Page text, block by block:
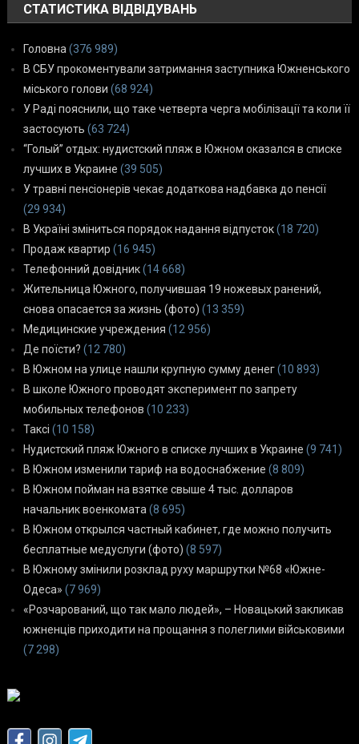
СТАТИСТИКА ВІДВІДУВАНЬ
Головна(376 989)
В СБУ прокоментували затримання заступника Южненського
міського голови (68 924)
У Раді пояснили, що таке четверта черга мобілізації та коли її
застосують (63 724)
“Голый” отдых: нудистский пляж в Южном оказался в списке
лучших в Украине (39 505)
У травні пенсіонерів чекає додаткова надбавка до пенсії
(29 934)
В Україні зміниться порядок надання відпусток(18 720)
Продаж квартир (16 945)
Телефонний довідник(14 668)
Жительница Южного, получившая 19 ножевых ранений,
снова опасается за жизнь (фото) (13 359)
Медицинские учреждения (12 956)
Де поїсти? (12 780)
В Южном на улице нашли крупную сумму денег(10 893)
В школе Южного проводят эксперимент по запрету
мобильных телефонов (10 233)
Таксі (10 158)
Нудистский пляж Южного в списке лучших в Украине (9 741)
В Южном изменили тариф на водоснабжение (8 809)
В Южном пойман на взятке свыше 4 тыс. долларов
начальник военкомата(8 695)
В Южном открылся частный кабинет, где можно получить
бесплатные медуслуги (фото) (8 597)
В Южному змінили розклад руху маршрутки №68 «Южне-
Одеса» (7 969)
«Розчарований, що так мало людей», – Новацький закликав
южненців приходити на прощання з полеглими військовими
(7 298)